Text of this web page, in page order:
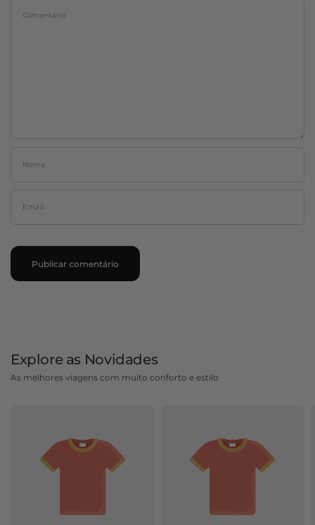
Comentário
Nome
Email
Explore as Novidades
As melhores viagens com muito conforto e estilo